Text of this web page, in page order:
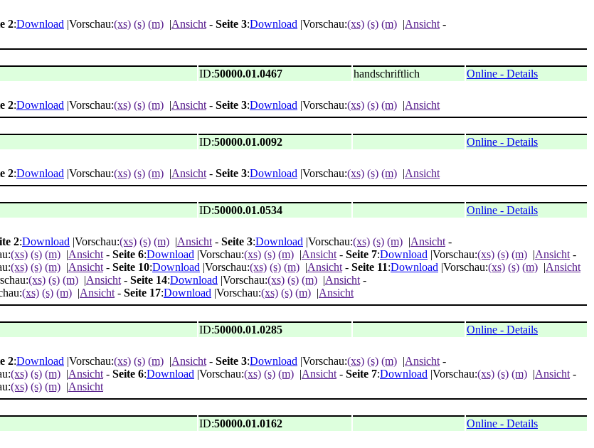
2:Download |Vorschau:(xs) (s) (m) |Ansicht - Seite 3:Download |Vorschau:(xs) (s) (m) |Ansicht -
ID:50000.01.0467 handschriftlich
Online - Details
2:Download |Vorschau:(xs) (s) (m) |Ansicht - Seite 3:Download |Vorschau:(xs) (s) (m) |Ansicht
ID:50000.01.0092
Online - Details
2:Download |Vorschau:(xs) (s) (m) |Ansicht - Seite 3:Download |Vorschau:(xs) (s) (m) |Ansicht
ID:50000.01.0534
Online - Details
2:Download |Vorschau:(xs) (s) (m) |Ansicht - Seite 3:Download |Vorschau:(xs) (s) (m) |Ansicht -
(xs) (s) (m) |Ansicht - Seite 6:Download |Vorschau:(xs) (s) (m) |Ansicht - Seite 7:Download |Vorschau:(xs) (s) (m) |Ansicht -
(xs) (s) (m) |Ansicht - Seite 10:Download |Vorschau:(xs) (s) (m) |Ansicht - Seite 11:Download |Vorschau:(xs) (s) (m) |Ansicht
(xs) (s) (m) |Ansicht - Seite 14:Download |Vorschau:(xs) (s) (m) |Ansicht -
(xs) (s) (m) |Ansicht - Seite 17:Download |Vorschau:(xs) (s) (m) |Ansicht
ID:50000.01.0285
Online - Details
2:Download |Vorschau:(xs) (s) (m) |Ansicht - Seite 3:Download |Vorschau:(xs) (s) (m) |Ansicht -
(xs) (s) (m) |Ansicht - Seite 6:Download |Vorschau:(xs) (s) (m) |Ansicht - Seite 7:Download |Vorschau:(xs) (s) (m) |Ansicht -
(xs) (s) (m) |Ansicht
ID:50000.01.0162
Online - Details